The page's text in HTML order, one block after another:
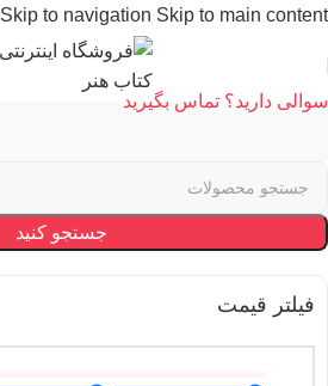
Skip to navigation Skip to main content
سوالی دارید؟ تماس بگیرید
جستجو کنید
فیلتر قیمت